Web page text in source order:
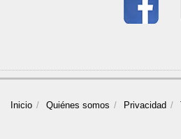
Inicio Quiénes somos Privacidad